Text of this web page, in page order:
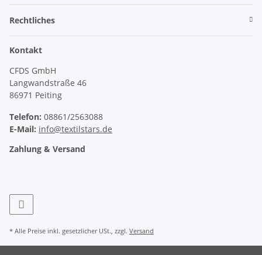
Rechtliches
Kontakt
CFDS GmbH
Langwandstraße 46
86971 Peiting
Telefon: 08861/2563088
E-Mail: info@textilstars.de
Zahlung & Versand
* Alle Preise inkl. gesetzlicher USt., zzgl. Versand